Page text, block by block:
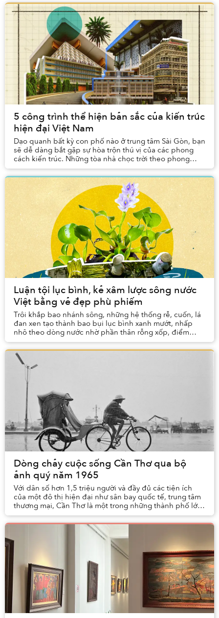
5 công trình thể hiện bản sắc của kiến trúc
hiện đại Việt Nam
Dạo quanh bất kỳ con phố nào ở trung tâm Sài Gòn, bạn
sẽ dễ dàng bắt gặp sự hòa trộn thú vị của các phong
cách kiến trúc. Những tòa nhà chọc trời theo phong
cách quốc tế, mang vẻ đẹp hiện đại nhưng có...
Luận tội lục bình, kẻ xâm lược sông nước
Việt bằng vẻ đẹp phù phiếm
Trôi khắp bao nhánh sông, những hệ thống rễ, cuốn, lá
đan xen tạo thành bao bụi lục bình xanh mướt, nhấp
nhô theo dòng nước nhờ phần thân rỗng xốp, điểm
xuyết bởi những cánh hoa hồng tim tím xếp nếp, ...
Dòng chảy cuộc sống Cần Thơ qua bộ
ảnh quý năm 1965
Với dân số hơn 1,5 triệu người và đầy đủ các tiện ích
của một đô thị hiện đại như sân bay quốc tế, trung tâm
thương mại, Cần Thơ là một trong những thành phố lớn
và sầm uất nhất của vùng Đồng bằng sôn...